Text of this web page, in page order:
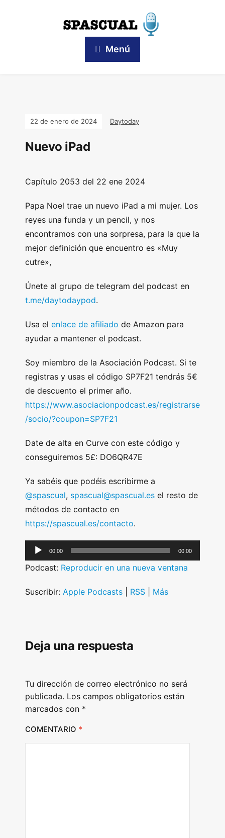
Menú
22 de enero de 2024 Daytoday
Nuevo iPad
Capítulo 2053 del 22 ene 2024
Papa Noel trae un nuevo iPad a mi mujer. Los
reyes una funda y un pencil, y nos
encontramos con una sorpresa, para la que la
mejor definición que encuentro es «Muy
cutre»,
Únete al grupo de telegram del podcast en
t.me/daytodaypod.
Usa el enlace de afiliado de Amazon para
ayudar a mantener el podcast.
Soy miembro de la Asociación Podcast. Si te
registras y usas el código SP7F21 tendrás 5€
de descuento el primer año.
https://www.asociacionpodcast.es/registrarse
/socio/?coupon=SP7F21
Date de alta en Curve con este código y
conseguiremos 5£: DO6QR47E
Ya sabéis que podéis escribirme a
@spascual, spascual@spascual.es el resto de
métodos de contacto en
https://spascual.es/contacto.
u
i
a
r
00:00 00:00
Podcast: Reproducir en una nueva ventana
Suscribir: Apple Podcasts RSS Más
Deja una respuesta
Tu dirección de correo electrónico no será
publicada. Los campos obligatorios están
marcados con *
COMENTARIO *